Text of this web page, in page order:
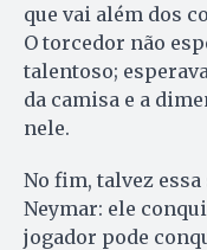
que vai além dos
O torcedor não
talentoso;
da camisa e a
nele.
No fim, talvez
Neymar: ele
jogador pode